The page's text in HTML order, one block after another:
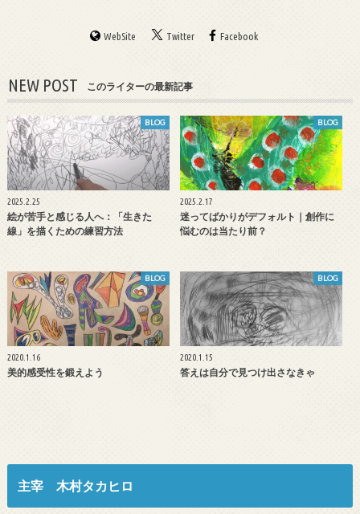
WebSite Twitter Facebook
NEW POST このライターの最新記事
BLOG
2025.2.25
絵が苦手と感じる人へ：「生きた
線」を描くための練習方法
BLOG
2025.2.17
迷ってばかりがデフォルト｜創作に
悩むのは当たり前？
BLOG
2020.1.16
美的感受性を鍛えよう
BLOG
2020.1.15
答えは自分で見つけ出さなきゃ
主宰 木村タカヒロ